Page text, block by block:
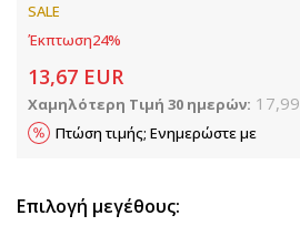
SALE
Έκπτωση24%
13,67 EUR
Χαμηλότερη Τιμή 30 ημερών: 17,99
Πτώση τιμής; Ενημερώστε με
Επιλογή μεγέθους: